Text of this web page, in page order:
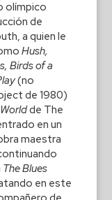
olímpico
de
a quien le
Hush,
Birds of a
(no
de 1980)
de The
en un
maestra
The Blues
en este